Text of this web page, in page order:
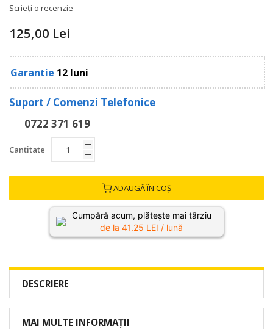
gallery
Scrieți o recenzie
125,00 Lei
Garantie 12 luni
Suport / Comenzi Telefonice
0722 371 619
Cantitate
ADAUGĂ ÎN COȘ
Cumpără acum, plătește mai târziu
de la 41.25 LEI / lună
DESCRIERE
MAI MULTE INFORMAȚII